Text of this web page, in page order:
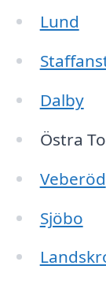
Lund
Dalby
Östra
Veberöd
Sjöbo